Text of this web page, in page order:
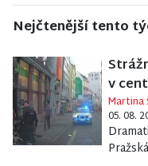
Nejčtenější tento
v
Martina
05. 08.